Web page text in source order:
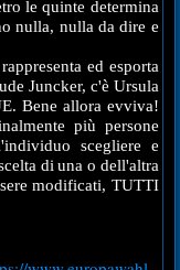
le quinte determina
nulla, nulla da dire e
ed esporta
Juncker, c'è Ursula
Bene allora evviva!
più persone
scegliere e
di una o dell'altra
modificati, TUTTI